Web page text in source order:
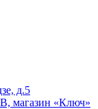
д.5
магазин «Ключ»